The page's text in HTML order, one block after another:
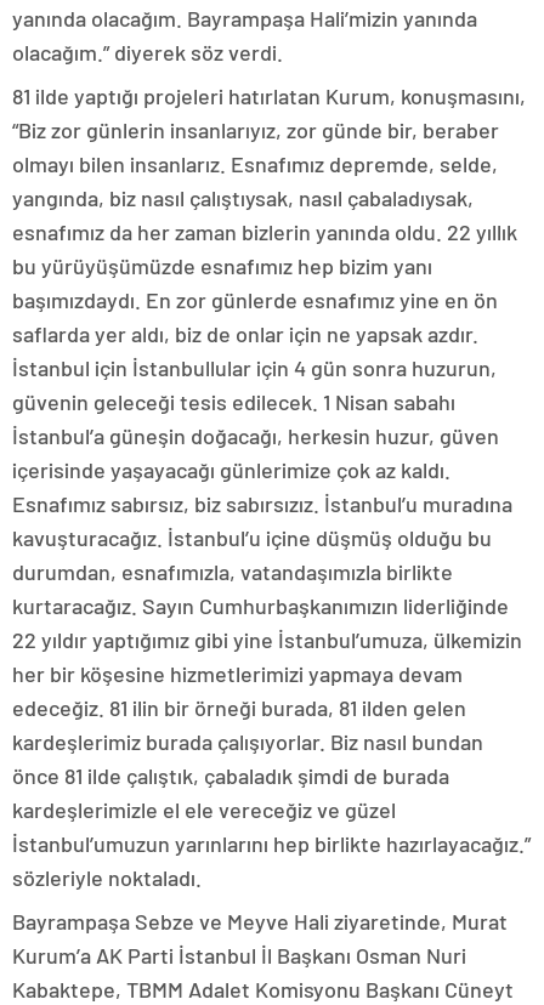
yanında olacağım. Bayrampaşa Hali’mizin yanında
olacağım.” diyerek söz verdi.
81 ilde yaptığı projeleri hatırlatan Kurum, konuşmasını,
“Biz zor günlerin insanlarıyız, zor günde bir, beraber
olmayı bilen insanlarız. Esnafımız depremde, selde,
yangında, biz nasıl çalıştıysak, nasıl çabaladıysak,
esnafımız da her zaman bizlerin yanında oldu. 22 yıllık
bu yürüyüşümüzde esnafımız hep bizim yanı
başımızdaydı. En zor günlerde esnafımız yine en ön
saflarda yer aldı, biz de onlar için ne yapsak azdır.
İstanbul için İstanbullular için 4 gün sonra huzurun,
güvenin geleceği tesis edilecek. 1 Nisan sabahı
İstanbul’a güneşin doğacağı, herkesin huzur, güven
içerisinde yaşayacağı günlerimize çok az kaldı.
Esnafımız sabırsız, biz sabırsızız. İstanbul’u muradına
kavuşturacağız. İstanbul’u içine düşmüş olduğu bu
durumdan, esnafımızla, vatandaşımızla birlikte
kurtaracağız. Sayın Cumhurbaşkanımızın liderliğinde
22 yıldır yaptığımız gibi yine İstanbul’umuza, ülkemizin
her bir köşesine hizmetlerimizi yapmaya devam
edeceğiz. 81 ilin bir örneği burada, 81 ilden gelen
kardeşlerimiz burada çalışıyorlar. Biz nasıl bundan
önce 81 ilde çalıştık, çabaladık şimdi de burada
kardeşlerimizle el ele vereceğiz ve güzel
İstanbul’umuzun yarınlarını hep birlikte hazırlayacağız.”
sözleriyle noktaladı.
Bayrampaşa Sebze ve Meyve Hali ziyaretinde, Murat
Kurum’a AK Parti İstanbul İl Başkanı Osman Nuri
Kabaktepe, TBMM Adalet Komisyonu Başkanı Cüneyt